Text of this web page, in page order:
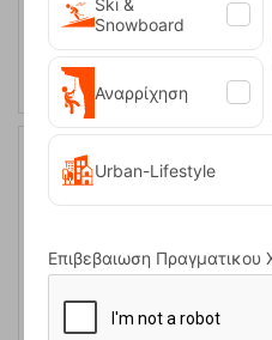
10%
Ski &
Snowboard
Αναρρίχηση
Urban-Lifestyle
Επιβεβαιωση Πραγματικου